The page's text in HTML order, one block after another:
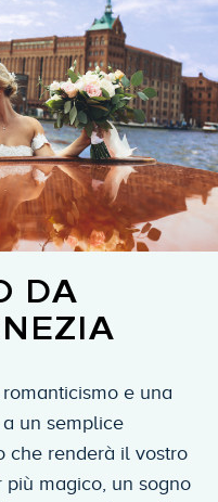
DA
e una
un semplice
che renderà il vostro
magico, un sogno